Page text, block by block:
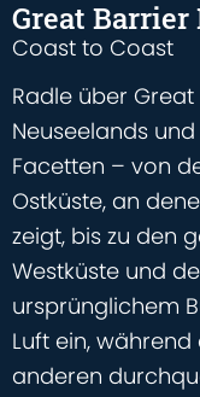
Great Barrier
Coast to Coast
Radle über
Neuseelands
Facetten – von
Ostküste, an
zeigt, bis zu den
Westküste und
ursprünglichem
Luft ein, während
anderen